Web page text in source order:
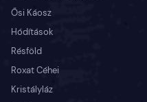
Ősi Káosz
Hódítások
Résföld
Roxat Céhei
Kristályláz